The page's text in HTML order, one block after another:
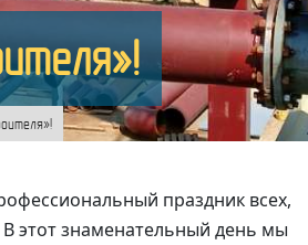
праздник всех,
этот знаменательный день мы